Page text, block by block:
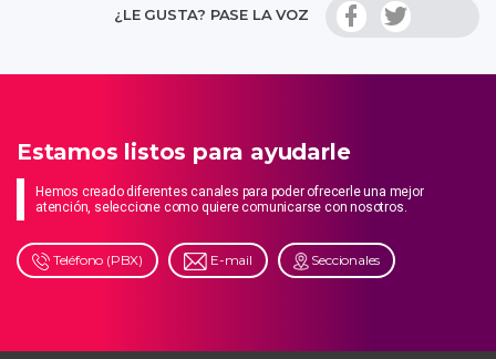
¿LE GUSTA? PASE LA VOZ
Estamos listos para ayudarle
Hemos creado diferentes canales para poder ofrecerle una mejor
atención, seleccione como quiere comunicarse con nosotros.
Teléfono (PBX) E-mail Seccionales